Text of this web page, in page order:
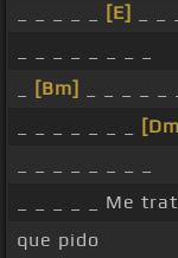
[E]
[Bm]
_ _ _ _ _ Me
que pido